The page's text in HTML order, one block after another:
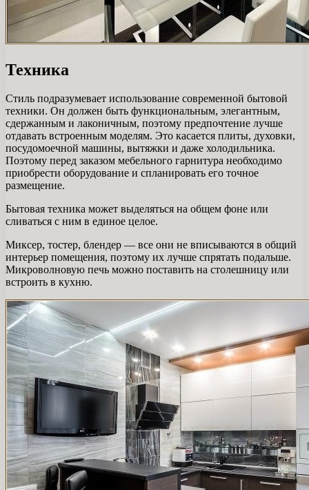
Техника
Стиль подразумевает использование современной бытовой
техники. Он должен быть функциональным, элегантным,
сдержанным и лаконичным, поэтому предпочтение лучше
отдавать встроенным моделям. Это касается плиты, духовки,
посудомоечной машины, вытяжки и даже холодильника.
Поэтому перед заказом мебельного гарнитура необходимо
приобрести оборудование и спланировать его точное
размещение.
Бытовая техника может выделяться на общем фоне или
сливаться с ним в единое целое.
Миксер, тостер, блендер — все они не вписываются в общий
интерьер помещения, поэтому их лучше спрятать подальше.
Микроволновую печь можно поставить на столешницу или
встроить в кухню.